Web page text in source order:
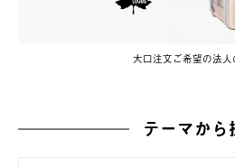
大口注文ご希望の法人
テーマから